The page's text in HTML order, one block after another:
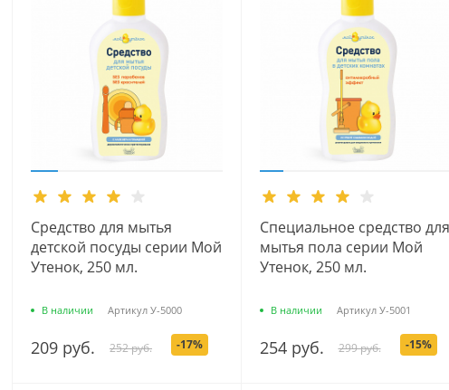
Средство для мытья
детской посуды серии Мой
Утенок, 250 мл.
В наличии Артикул У-5000
209 руб. 252 руб. -17%
Специальное средство для
мытья пола серии Мой
Утенок, 250 мл.
В наличии Артикул У-5001
254 руб. 299 руб. -15%